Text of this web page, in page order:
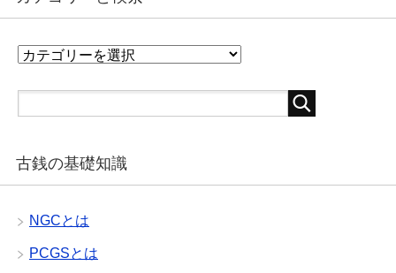
カ
ゴ
検
索
古銭の基礎知識
NGCとは
PCGSとは